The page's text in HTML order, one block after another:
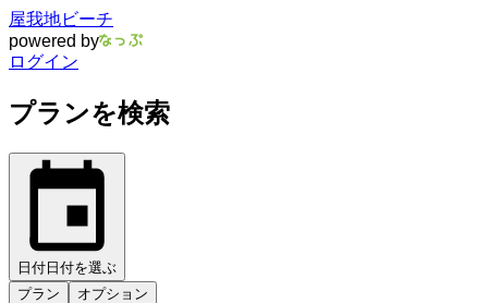
屋我地ビーチ
powered by
ログイン
プランを検索
日付 日付を選ぶ
プラン
オプション